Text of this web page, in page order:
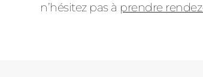
n’hésitez pas à prendre